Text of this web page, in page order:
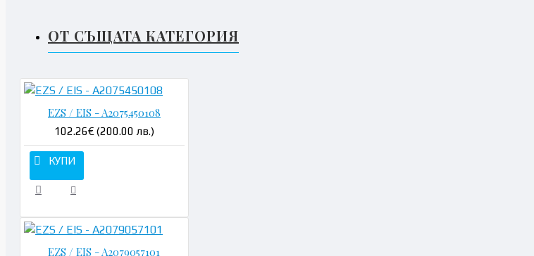
ОТ СЪЩАТА КАТЕГОРИЯ
EZS / EIS - A2075450108
102.26€ (200.00 лв.)
КУПИ
EZS / EIS - A2079057101